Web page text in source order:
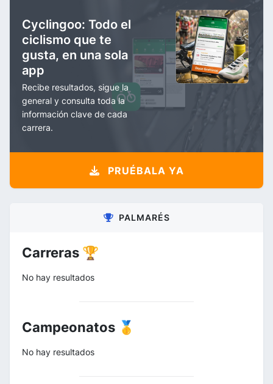
Cyclingoo: Todo el
ciclismo que te
gusta, en una sola
app
Recibe resultados, sigue la
general y consulta toda la
información clave de cada
carrera.
PRUÉBALA YA
PALMARÉS
Carreras 🏆
No hay resultados
Campeonatos 🥇
No hay resultados